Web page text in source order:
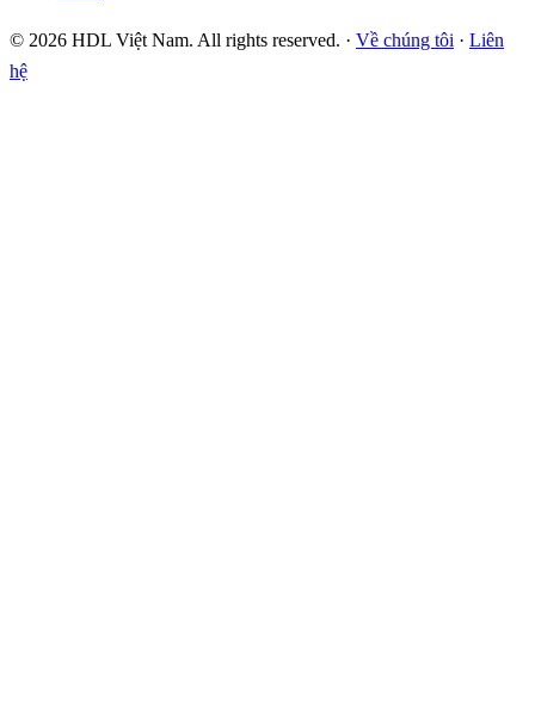
© 2026 HDL Việt Nam. All rights reserved. · Về chúng tôi · Liên
hệ